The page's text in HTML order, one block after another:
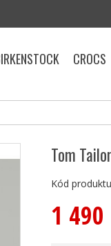
Tom
Kód
1 490
CROCS